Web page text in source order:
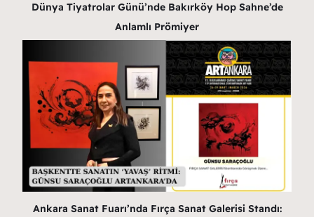
Dünya Tiyatrolar Günü’nde Bakırköy Hop Sahne’de
Anlamlı Prömiyer
Ankara Sanat Fuarı’nda Fırça Sanat Galerisi Standı: